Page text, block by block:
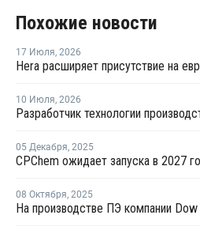
Похожие новости
17 Июля, 2026
10 Июля, 2026
05 Декабря, 2025
08 Октября, 2025
На производстве ПЭ компании